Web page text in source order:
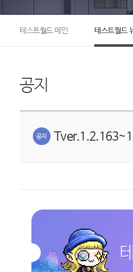
테스트월드 메인 테스트월드
공지